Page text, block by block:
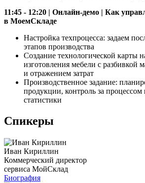
11:45 - 12:20 | Онлайн-демо | Как
в МоемСкладе
Настройка техпроцесса: задаем
этапов производства
Создание технологической карты
изготовления мебели с разбивкой
и отражением затрат
Производственное задание:
продукции, контроль за процессом
статистики
Спикеры
Иван Кириллин
Коммерческий директор
сервиса МойСклад
Биография